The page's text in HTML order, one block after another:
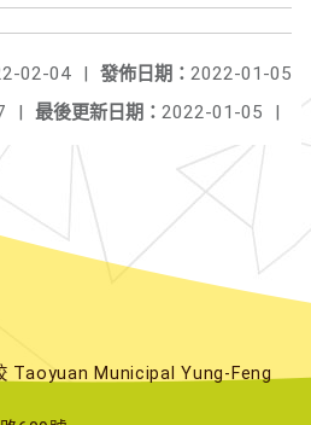
發佈日期： 2022-01-05
02-04
|
最後更新日期： 2022-01-05 |
|
Taoyuan Municipal Yung-Feng